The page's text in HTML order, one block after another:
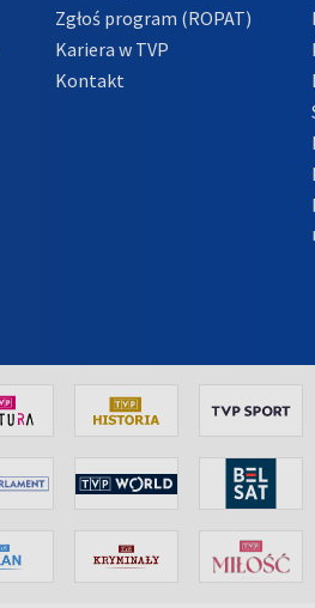
Zgłoś program (ROPAT)
Kariera w TVP
Kontakt